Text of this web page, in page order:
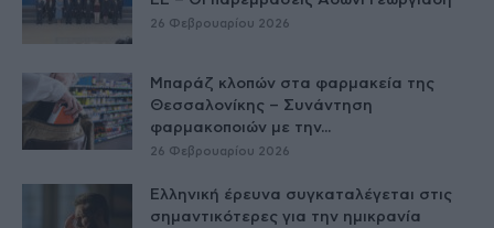
26 Φεβρουαρίου 2026
Μπαράζ κλοπών στα φαρμακεία της
Θεσσαλονίκης – Συνάντηση
φαρμακοποιών με την...
26 Φεβρουαρίου 2026
Ελληνική έρευνα συγκαταλέγεται στις
σημαντικότερες για την ημικρανία